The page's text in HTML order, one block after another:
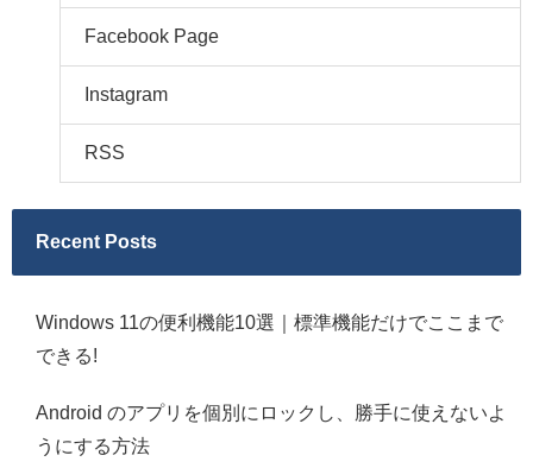
Facebook Page
Instagram
RSS
Recent Posts
Windows 11の便利機能10選｜標準機能だけでここまで
できる!
Android のアプリを個別にロックし、勝手に使えないよ
うにする方法